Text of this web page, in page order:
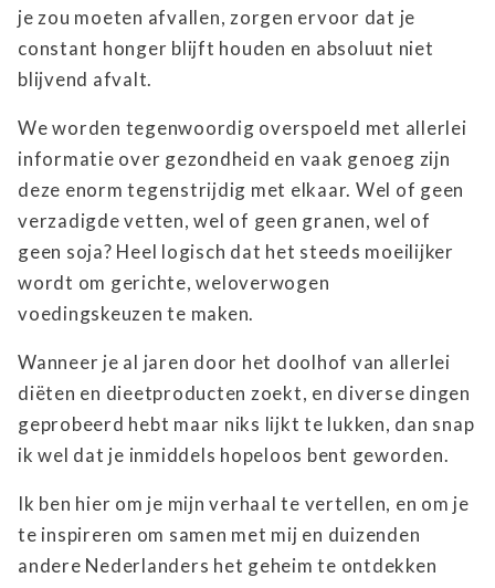
je zou moeten afvallen, zorgen ervoor dat je
constant honger blijft houden en absoluut niet
blijvend afvalt.
We worden tegenwoordig overspoeld met allerlei
informatie over gezondheid en vaak genoeg zijn
deze enorm tegenstrijdig met elkaar. Wel of geen
verzadigde vetten, wel of geen granen, wel of
geen soja? Heel logisch dat het steeds moeilijker
wordt om gerichte, weloverwogen
voedingskeuzen te maken.
Wanneer je al jaren door het doolhof van allerlei
diëten en dieetproducten zoekt, en diverse dingen
geprobeerd hebt maar niks lijkt te lukken, dan snap
ik wel dat je inmiddels hopeloos bent geworden.
Ik ben hier om je mijn verhaal te vertellen, en om je
te inspireren om samen met mij en duizenden
andere Nederlanders het geheim te ontdekken